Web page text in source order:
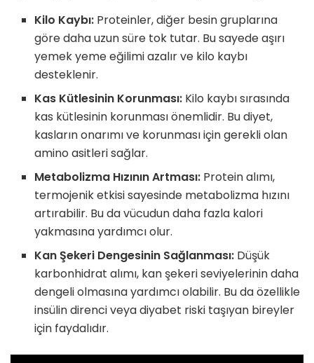
Kilo Kaybı: Proteinler, diğer besin gruplarına
göre daha uzun süre tok tutar. Bu sayede aşırı
yemek yeme eğilimi azalır ve kilo kaybı
desteklenir.
Kas Kütlesinin Korunması: Kilo kaybı sırasında
kas kütlesinin korunması önemlidir. Bu diyet,
kasların onarımı ve korunması için gerekli olan
amino asitleri sağlar.
Metabolizma Hızının Artması: Protein alımı,
termojenik etkisi sayesinde metabolizma hızını
artırabilir. Bu da vücudun daha fazla kalori
yakmasına yardımcı olur.
Kan Şekeri Dengesinin Sağlanması: Düşük
karbonhidrat alımı, kan şekeri seviyelerinin daha
dengeli olmasına yardımcı olabilir. Bu da özellikle
insülin direnci veya diyabet riski taşıyan bireyler
için faydalıdır.